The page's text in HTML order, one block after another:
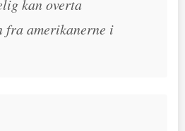
kan overta
fra amerikanerne i